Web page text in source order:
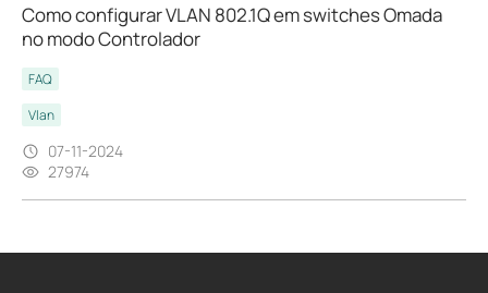
Como configurar VLAN 802.1Q em switches Omada
no modo Controlador
FAQ
Vlan
07-11-2024
27974